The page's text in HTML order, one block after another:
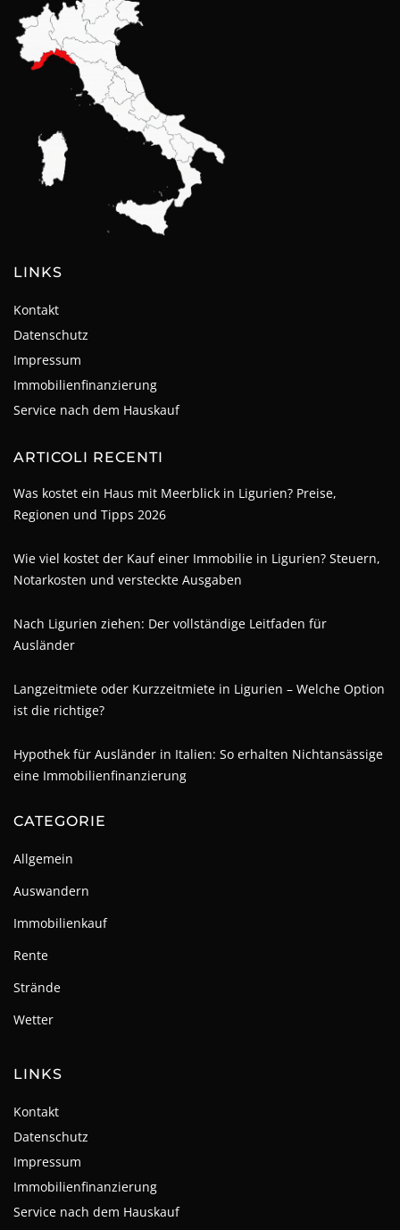
LINKS
Kontakt
Datenschutz
Impressum
Immobilienfinanzierung
Service nach dem Hauskauf
ARTICOLI RECENTI
Was kostet ein Haus mit Meerblick in Ligurien? Preise,
Regionen und Tipps 2026
Wie viel kostet der Kauf einer Immobilie in Ligurien? Steuern,
Notarkosten und versteckte Ausgaben
Nach Ligurien ziehen: Der vollständige Leitfaden für
Ausländer
Langzeitmiete oder Kurzzeitmiete in Ligurien – Welche Option
ist die richtige?
Hypothek für Ausländer in Italien: So erhalten Nichtansässige
eine Immobilienfinanzierung
CATEGORIE
Allgemein
Auswandern
Immobilienkauf
Rente
Strände
Wetter
LINKS
Kontakt
Datenschutz
Impressum
Immobilienfinanzierung
Service nach dem Hauskauf